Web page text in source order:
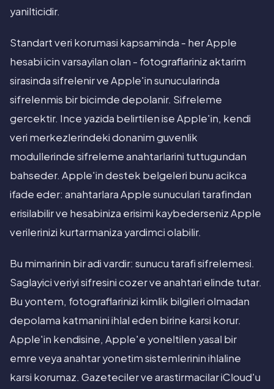
yanilticidir.
Standart veri korumasi kapsaminda - her Apple
hesabi icin varsayilan olan - fotograflariniz aktarim
sirasinda sifrelenir ve Apple'in sunucularinda
sifrelenmis bir bicimde depolanir. Sifreleme
gercektir. Ince yazida belirtilen ise Apple'in, kendi
veri merkezlerindeki donanim guvenlik
modullerinde sifreleme anahtarlarini tuttugundan
bahseder. Apple'in destek belgeleri bunu acikca
ifade eder: anahtarlara Apple sunuculari tarafindan
erisilabilir ve hesabiniza erisimi kaybederseniz Apple
verilerinizi kurtarmaniza yardimci olabilir.
Bu mimarinin bir adi vardir: sunucu tarafi sifrelemesi.
Saglayici veriyi sifresini cozer ve anahtari elinde tutar.
Bu yontem, fotograflarinizi kimlik bilgileri olmadan
depolama katmanini ihlal eden birine karsi korur.
Apple'in kendisine, Apple'e yoneltilen yasal bir
emre veya anahtar yonetim sistemlerinin ihlaline
karsi korumaz. Gazeteciler ve arastirmacilar iCloud'u